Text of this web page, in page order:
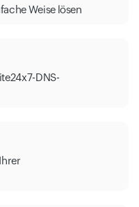
Weise lösen
DNS-